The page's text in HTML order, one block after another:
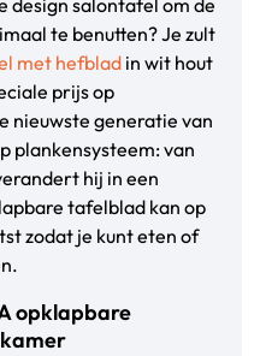
design salontafel om de
te benutten? Je zult
met hefblad in wit hout
prijs op
nieuwste generatie van
plankensysteem: van
hij in een
tafelblad kan op
zodat je kunt eten of
opklapbare